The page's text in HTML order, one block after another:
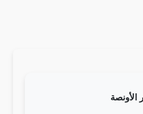
الأونصة